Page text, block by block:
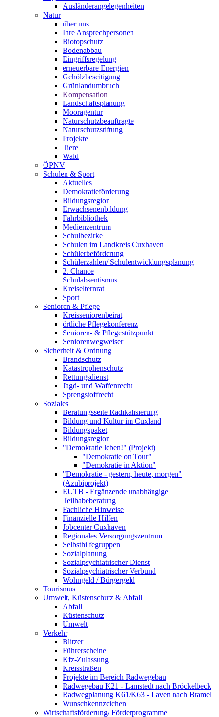
Ausländerangelegenheiten
Natur
über uns
Ihre Ansprechpersonen
Biotopschutz
Bodenabbau
Eingriffsregelung
erneuerbare Energien
Gehölzbeseitigung
Grünlandumbruch
Kompensation
Landschaftsplanung
Mooragentur
Naturschutzbeauftragte
Naturschutzstiftung
Projekte
Tiere
Wald
ÖPNV
Schulen & Sport
Aktuelles
Demokratieförderung
Bildungsregion
Erwachsenenbildung
Fahrbibliothek
Medienzentrum
Schulbezirke
Schulen im Landkreis Cuxhaven
Schülerbeförderung
Schülerzahlen/ Schulentwicklungsplanung
2. Chance
Schulabsentismus
Kreiselternrat
Sport
Senioren & Pflege
Kreisseniorenbeirat
örtliche Pflegekonferenz
Senioren- & Pflegestützpunkt
Seniorenwegweiser
Sicherheit & Ordnung
Brandschutz
Katastrophenschutz
Rettungsdienst
Jagd- und Waffenrecht
Sprengstoffrecht
Soziales
Beratungsseite Radikalisierung
Bildung und Kultur im Cuxland
Bildungspaket
Bildungsregion
"Demokratie leben!" (Projekt)
"Demokratie on Tour"
"Demokratie in Aktion"
"Demokratie - gestern, heute, morgen"
(Azubiprojekt)
EUTB - Ergänzende unabhängige
Teilhabeberatung
Fachliche Hinweise
Finanzielle Hilfen
Jobcenter Cuxhaven
Regionales Versorgungszentrum
Selbsthilfegruppen
Sozialplanung
Sozialpsychiatrischer Dienst
Sozialpsychiatrischer Verbund
Wohngeld / Bürgergeld
Tourismus
Umwelt, Küstenschutz & Abfall
Abfall
Küstenschutz
Umwelt
Verkehr
Blitzer
Führerscheine
Kfz-Zulassung
Kreisstraßen
Projekte im Bereich Radwegebau
Radwegebau K21 - Lamstedt nach Bröckelbeck
Radwegplanung K61/K63 - Laven nach Bramel
Wunschkennzeichen
Wirtschaftsförderung/ Förderprogramme